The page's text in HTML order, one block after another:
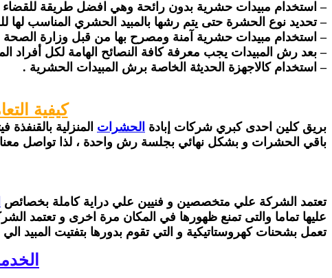
– استخدام مبيدات حشرية بدون رائحة وهي افضل طريقة
– تحديد نوع الحشرة حتى يتم رشها بالمبيد الحشري المناسب
– استخدام مبيدات حشرية آمنة ومصرح بها من قبل وزارة
– بعد رش المبيدات يجب معرفة كافة النصائح الهامة لكل أفراد
– استخدام كالاجهزة الحديثة الخاصة برش المبيدات الحشرية .
كيفية
بريق كلين احدى كبري شركات إبادة الحشرات المنزلية
باقي الحشرات و بشكل نهائي بجلسة رش واحدة ، لذا تواصل معنا و لا تتردد ابدا و في
تعتمد الشركة علي متخصصين و فنيين علي دراية كاملة بخصائص
عليها تماما والتى تمنع ظهورها في المكان مرة اخرى و تعتمد
تعمل بشحنات كهروستاتيكية و التي تقوم بدورها بتفتيت المبيد